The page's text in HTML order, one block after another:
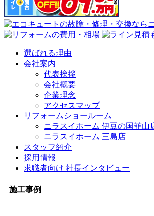
選ばれる理由
会社案内
代表挨拶
会社概要
企業理念
アクセスマップ
リフォームショールーム
ニラスイホーム 伊豆の国韮山
ニラスイホーム 三島店
スタッフ紹介
採用情報
求職者向け 社長インタビュー
施工事例